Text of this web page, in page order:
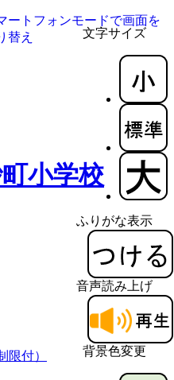
文字サイズ
ふりがな表示
音声読み上げ
背景色変更
ートフォンモードで画面を
替え
小学校
限付）